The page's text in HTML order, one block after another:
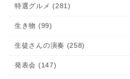
特選グルメ (281)
生き物 (99)
生徒さんの演奏 (258)
発表会 (147)